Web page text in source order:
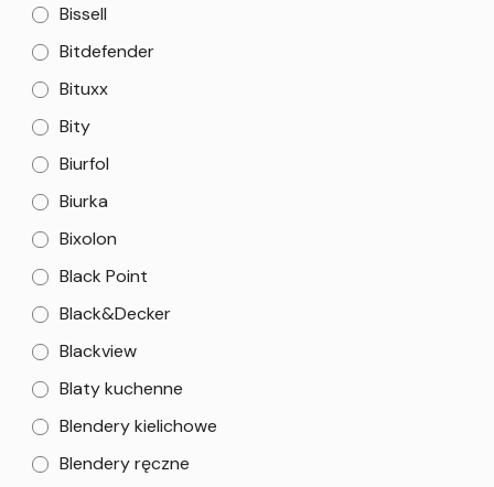
Bissell
Bitdefender
Bituxx
Bity
Biurfol
Biurka
Bixolon
Black Point
Black&Decker
Blackview
Blaty kuchenne
Blendery kielichowe
Blendery ręczne